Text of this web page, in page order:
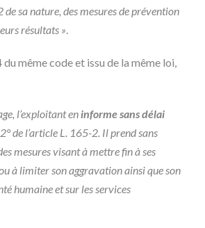
de sa nature, des mesures de prévention
résultats ».
même code et issu de la même loi,
l’exploitant eninforme sans délai
de l’article L. 165-2. Il prend sans
mesures visant à mettre fin à ses
à limiter son aggravation ainsi que son
humaine et sur les services